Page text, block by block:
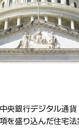
央銀行デジタル通貨
を盛り込んだ住宅